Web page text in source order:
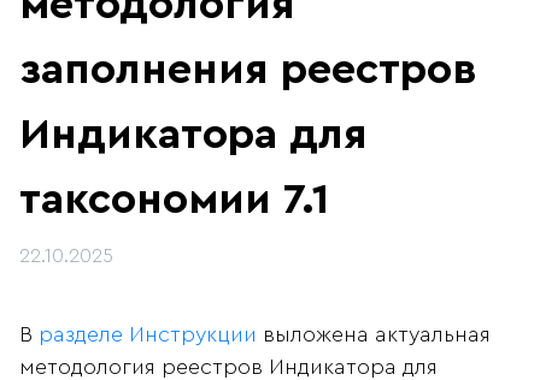
заполнения реестров
Индикатора для
таксономии 7.1
22.10.2025
В разделе Инструкции выложена актуальная
методология реестров Индикатора для